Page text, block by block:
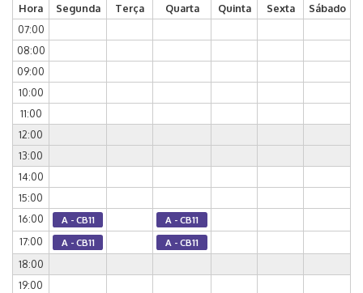
Hora Segunda Terça Quarta Quinta Sexta
Sábado
07:00
08:00
09:00
10:00
11:00
12:00
13:00
14:00
15:00
16:00
A - CB11 A - CB11
17:00 A - CB11 A - CB11
18:00
19:00